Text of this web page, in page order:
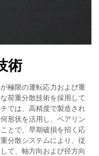
術
極限の運転応力および重
荷重分散技術を採用して
では、高精度で製造され
形状を活用し、ベアリン
とで、早期破損を招く応
分散システムにより、従
て、軸方向および径方向